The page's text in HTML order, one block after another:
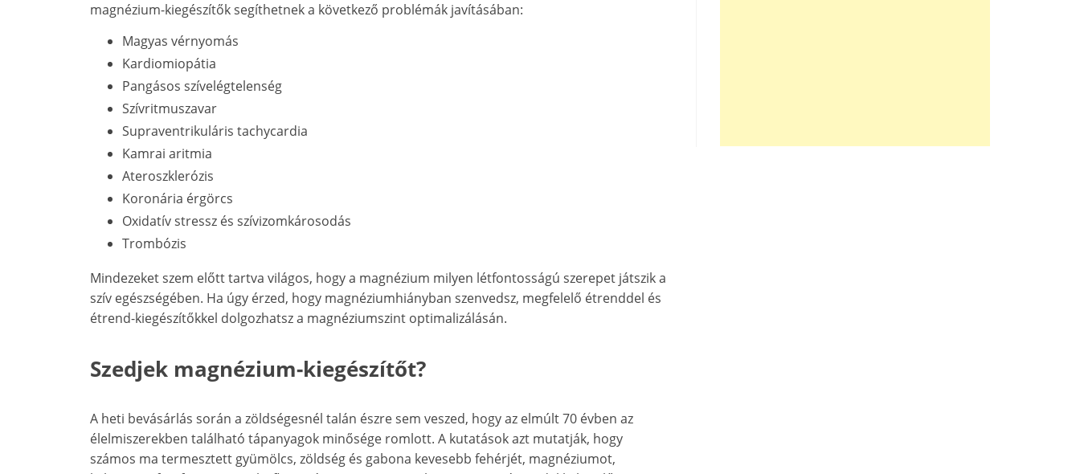
magnézium-kiegészítők segíthetnek a következő problémák javításában:
Magyas vérnyomás
Kardiomiopátia
Pangásos szívelégtelenség
Szívritmuszavar
Supraventrikuláris tachycardia
Kamrai aritmia
Ateroszklerózis
Koronária érgörcs
Oxidatív stressz és szívizomkárosodás
Trombózis
Mindezeket szem előtt tartva világos, hogy a magnézium milyen létfontosságú szerepet játszik a
szív egészségében. Ha úgy érzed, hogy magnéziumhiányban szenvedsz, megfelelő étrenddel és
étrend-kiegészítőkkel dolgozhatsz a magnéziumszint optimalizálásán.
Szedjek magnézium-kiegészítőt?
A heti bevásárlás során a zöldségesnél talán észre sem veszed, hogy az elmúlt 70 évben az
élelmiszerekben található tápanyagok minősége romlott. A kutatások azt mutatják, hogy
számos ma termesztett gyümölcs, zöldség és gabona kevesebb fehérjét, magnéziumot,